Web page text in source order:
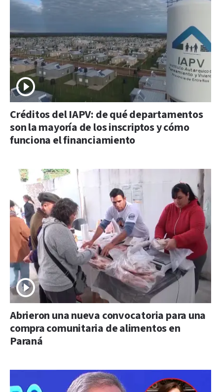
Créditos del IAPV: de qué departamentos
son la mayoría de los inscriptos y cómo
funciona el financiamiento
Abrieron una nueva convocatoria para una
compra comunitaria de alimentos en
Paraná